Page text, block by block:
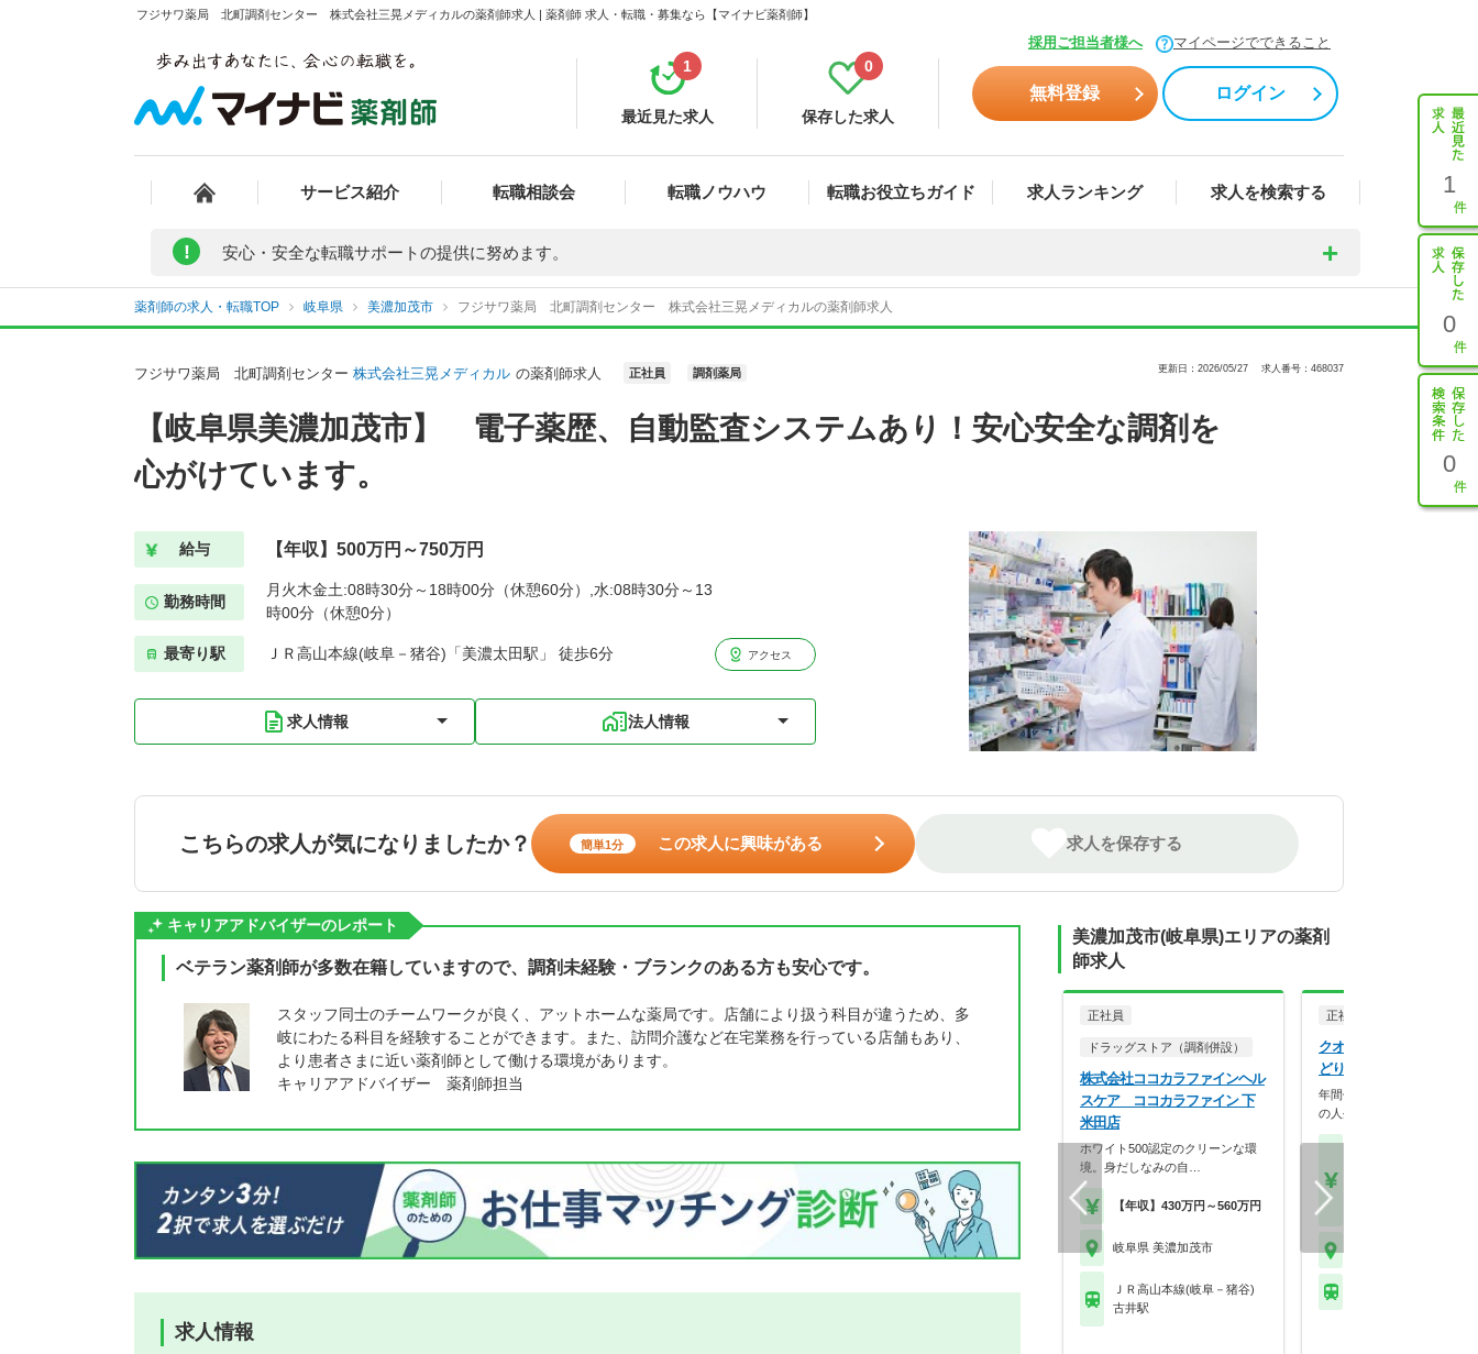
フジサワ薬局 北町調剤センター 株式会社三晃メディカルの薬剤師求人 | 薬剤師 求人・転職・募集なら【マイナビ薬剤師】
採用ご担当者様へ マイページでできること
最近見た求人
1
保存した求人
0
無料登録 ログイン
サービス紹介 転職相談会 転職ノウハウ 転職お役立ちガイド 求人ランキング 求人を検索する 1
0
0
! 安心・安全な転職サポートの提供に努めます。
薬剤師の求人・転職TOP 岐阜県 美濃加茂市 フジサワ薬局 北町調剤センター 株式会社三晃メディカルの薬剤師求人
フジサワ薬局 北町調剤センター 株式会社三晃メディカル の薬剤師求人 正社員 調剤薬局 更新日：2026/05/27 求人番号：468037
【岐阜県美濃加茂市】 電子薬歴、自動監査システムあり！安心安全な調剤を
心がけています。
給与 【年収】500万円～750万円
勤務時間
月火木金土:08時30分～18時00分（休憩60分）,水:08時30分～13
時00分（休憩0分）
最寄り駅 ＪＲ高山本線(岐阜－猪谷)「美濃太田駅」 徒歩6分 アクセス
求人情報 法人情報
こちらの求人が気になりましたか？ 簡単1分 この求人に興味がある 求人を保存する
キャリアアドバイザーのレポート
ベテラン薬剤師が多数在籍していますので、調剤未経験・ブランクのある方も安心です。
スタッフ同士のチームワークが良く、アットホームな薬局です。店舗により扱う科目が違うため、多
岐にわたる科目を経験することができます。また、訪問介護など在宅業務を行っている店舗もあり、
より患者さまに近い薬剤師として働ける環境があります。
キャリアアドバイザー 薬剤師担当
求人情報
美濃加茂市(岐阜県)エリアの薬剤
師求人
正社員
ドラッグストア（調剤併設）
株式会社ココカラファインヘル
スケア ココカラファイン 下
米田店
ホワイト500認定のクリーンな環
境。身だしなみの自…
【年収】430万円～560万円
岐阜県 美濃加茂市
ＪＲ高山本線(岐阜－猪谷)
古井駅
正社員
クオール株式会社 クオ
どり薬局
年間休日125日、最大9連休
の人生を大切にで…